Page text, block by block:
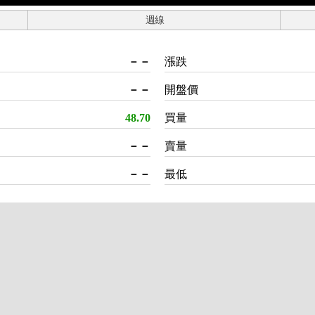
週線
－－
－－
48.70
－－
－－
漲跌
開盤價
買量
賣量
最低